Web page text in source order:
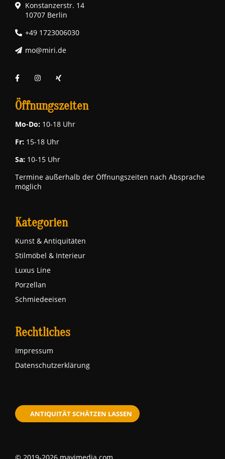
Konstanzerstr. 14
10707 Berlin
+49 1723006030
mo@miri.de
Öffnungszeiten
Mo-Do: 10-18 Uhr
Fr: 15-18 Uhr
Sa: 10-15 Uhr
Termine außerhalb der Öffnungszeiten nach Absprache
möglich
Kategorien
Kunst & Antiquitäten
Stilmöbel & Interieur
Luxus Line
Porzellan
Schmiedeeisen
Rechtliches
Impressum
Datenschutzerklärung
ANTIQUITÄT SCHÄTZEN LASSEN